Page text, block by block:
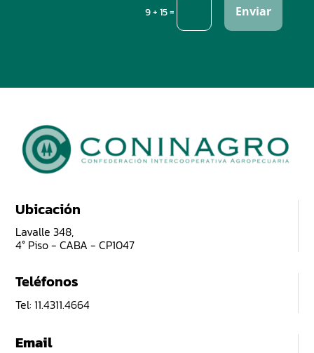
9 + 15= Enviar
Ubicación
Lavalle 348,
4° Piso - CABA - CP1047
Teléfonos
Tel: 11.4311.4664
Email